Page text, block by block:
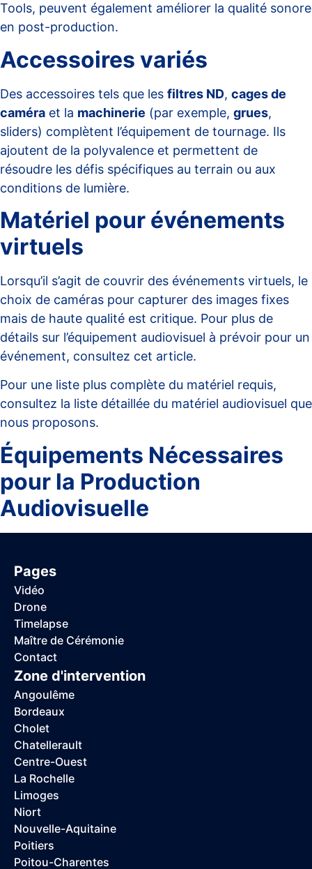
Tools, peuvent également améliorer la qualité sonore
en post-production.
Accessoires variés
Des accessoires tels que les filtres ND, cages de
caméra et la machinerie (par exemple, grues,
sliders) complètent l’équipement de tournage. Ils
ajoutent de la polyvalence et permettent de
résoudre les défis spécifiques au terrain ou aux
conditions de lumière.
Matériel pour événements
virtuels
Lorsqu’il s’agit de couvrir des événements virtuels, le
choix de caméras pour capturer des images fixes
mais de haute qualité est critique. Pour plus de
détails sur l’équipement audiovisuel à prévoir pour un
événement, consultez cet article.
Pour une liste plus complète du matériel requis,
consultez la liste détaillée du matériel audiovisuel que
nous proposons.
Équipements Nécessaires
pour la Production
Audiovisuelle
Pages
Vidéo
Drone
Timelapse
Maître de Cérémonie
Contact
Zone d'intervention
Angoulême
Bordeaux
Cholet
Chatellerault
Centre-Ouest
La Rochelle
Limoges
Niort
Nouvelle-Aquitaine
Poitiers
Poitou-Charentes